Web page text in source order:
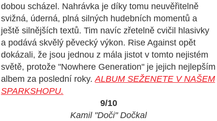
dobou scházel. Nahrávka je díky tomu neuvěřitelně
svižná, úderná, plná silných hudebních momentů a
ještě silnějších textů. Tim navíc zřetelně cvičil hlasivky
a podává skvělý pěvecký výkon. Rise Against opět
dokázali, že jsou jednou z mála jistot v tomto nejistém
světě, protože "Nowhere Generation" je jejich nejlepším
albem za poslední roky.ALBUM SEŽENETE V NAŠEM
SPARKSHOPU.
9/10
Kamil "Doči" Dočkal